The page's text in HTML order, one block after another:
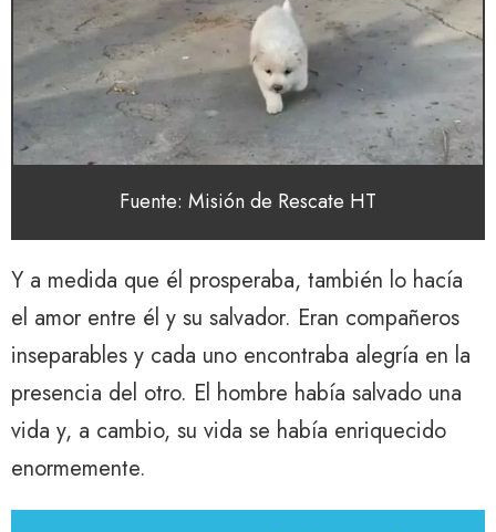
Fuente: Misión de Rescate HT
Y a medida que él prosperaba, también lo hacía
el amor entre él y su salvador. Eran compañeros
inseparables y cada uno encontraba alegría en la
presencia del otro. El hombre había salvado una
vida y, a cambio, su vida se había enriquecido
enormemente.